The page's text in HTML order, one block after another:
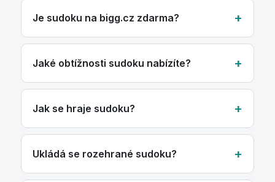
Je sudoku na bigg.cz zdarma?
Jaké obtížnosti sudoku nabízíte?
Jak se hraje sudoku?
Ukládá se rozehrané sudoku?